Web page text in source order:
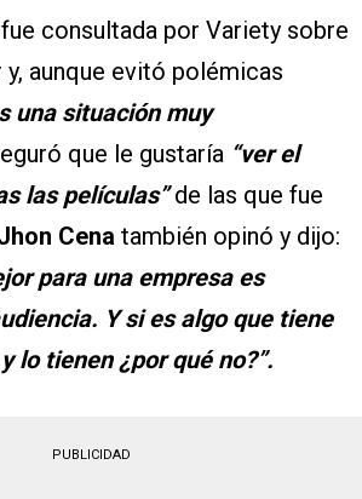
fue consultada por Variety sobre
aunque evitó polémicas
una situación muy
que le gustaría “ver el
las películas”de las que fue
Cena también opinó y dijo:
para una empresa es
Y si es algo que tiene
lo tienen ¿por qué no?”.
PUBLICIDAD